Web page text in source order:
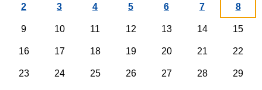
2 3 4 5 6 7 8
9 10 11 12 13 14 15
16 17 18 19 20 21 22
23 24 25 26 27 28 29